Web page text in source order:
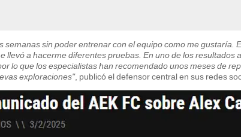
semanas sin poder entrenar con el equipo como me gustaría.
llevó a hacerme diferentes pruebas. En uno de los resultados
lo que los especialistas han recomendado unos meses de
exploraciones", publicó el defensor central en sus redes